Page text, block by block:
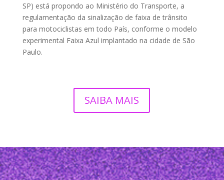
SP) está propondo ao Ministério do Transporte, a
regulamentação da sinalização de faixa de trânsito
para motociclistas em todo País, conforme o modelo
experimental Faixa Azul implantado na cidade de São
Paulo.
SAIBA MAIS